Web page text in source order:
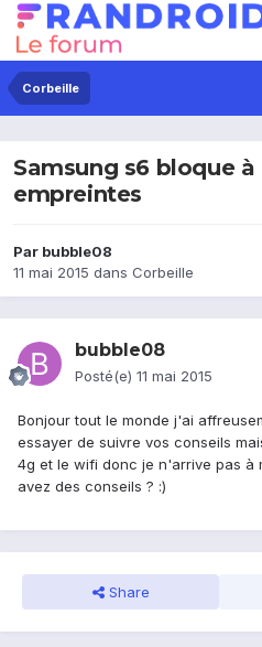
Corbeille
Samsung s6 bloque à
empreintes
Par bubble08
11 mai 2015 dans Corbeille
bubble08
Posté(e) 11 mai 2015
Bonjour tout le monde j'ai
essayer de suivre vos conseils
4g et le wifi donc je n'arrive pas à
avez des conseils ? :)
Share